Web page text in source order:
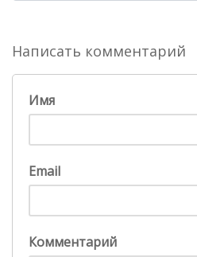
Написать комментарий
Имя
Email
Комментарий